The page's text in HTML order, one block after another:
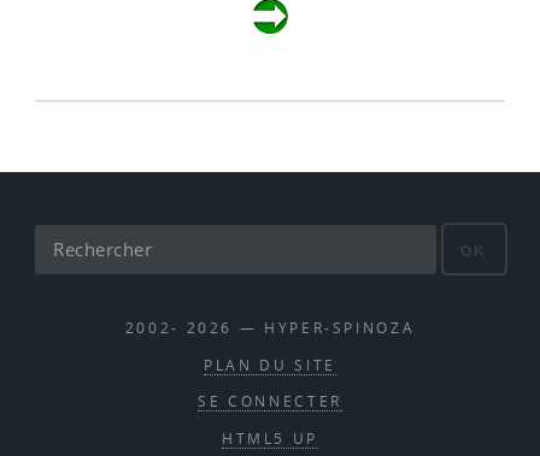
OK
2002- 2026 — HYPER-SPINOZA
PLAN DU SITE
SE CONNECTER
HTML5 UP